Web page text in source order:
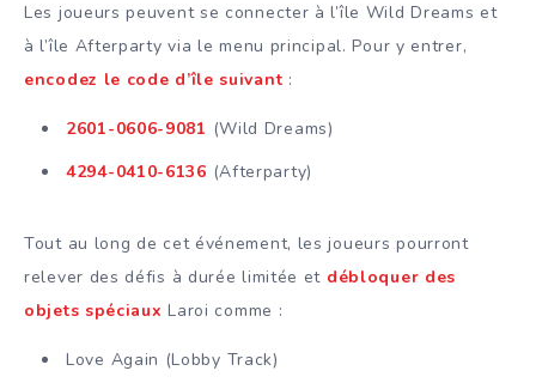
Les joueurs peuvent se connecter à l’île Wild Dreams et
à l’île Afterparty via le menu principal. Pour y entrer,
encodez le code d’île suivant :
2601-0606-9081 (Wild Dreams)
4294-0410-6136 (Afterparty)
Tout au long de cet événement, les joueurs pourront
relever des défis à durée limitée et débloquer des
objets spéciaux Laroi comme :
Love Again (Lobby Track)